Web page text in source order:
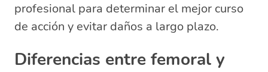
profesional para determinar el mejor curso
de acción y evitar daños a largo plazo.
Diferencias entre femoral y